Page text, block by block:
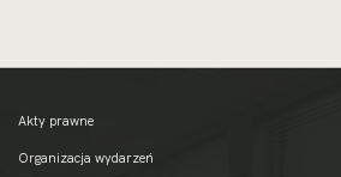
Akty prawne
Organizacja wydarzeń